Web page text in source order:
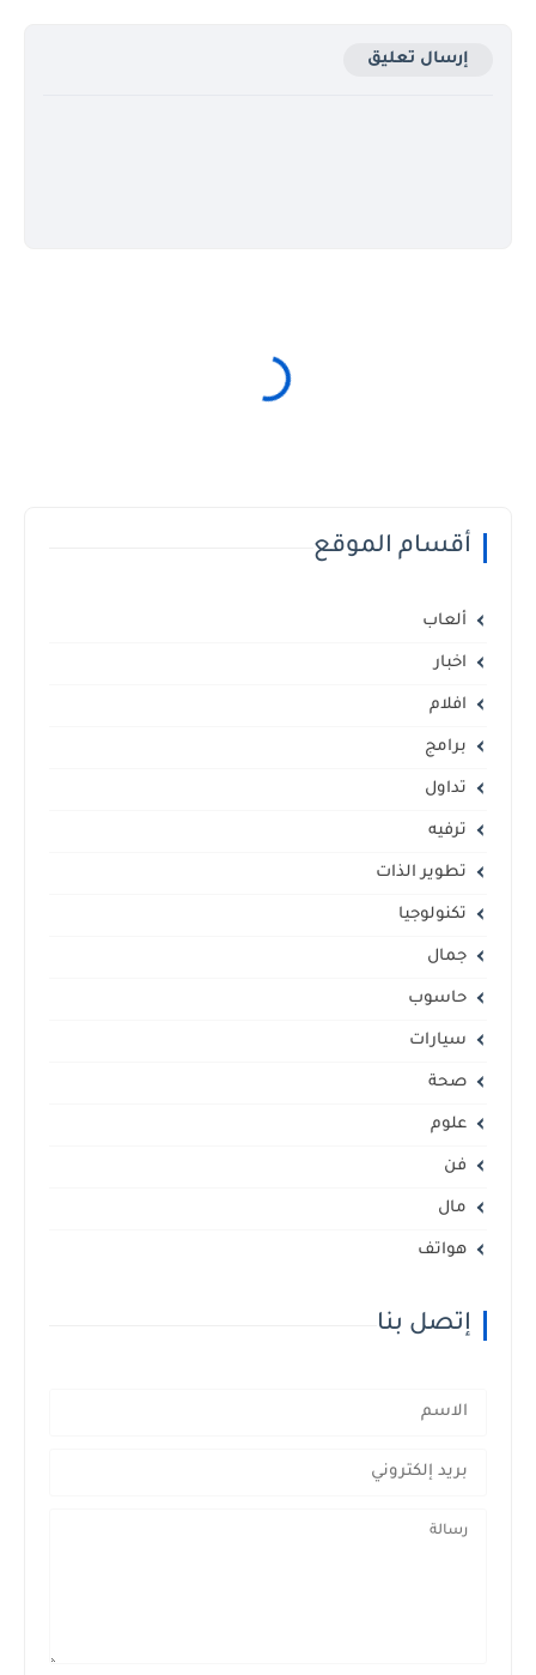
إرسال تعليق
أقسام الموقع
ألعاب
اخبار
افلام
برامج
تداول
ترفيه
تطوير الذات
تكنولوجيا
جمال
حاسوب
سيارات
صحة
علوم
فن
مال
هواتف
إتصل بنا